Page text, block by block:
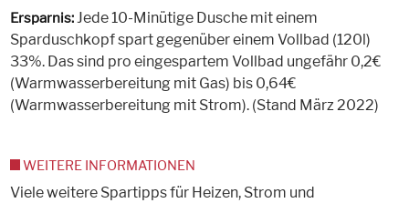
Ersparnis:Jede 10-Minütige Dusche mit einem
Sparduschkopf spart gegenüber einem Vollbad (120l)
33%. Das sind pro eingespartem Vollbad ungefähr 0,2€
(Warmwasserbereitung mit Gas) bis 0,64€
(Warmwasserbereitung mit Strom). (Stand März 2022)
WEITERE INFORMATIONEN
Viele weitere Spartipps für Heizen, Strom und